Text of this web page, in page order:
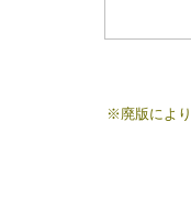
※廃版によ